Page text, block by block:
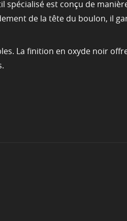
est conçu de
de la tête du boulon, il
La finition en oxyde noir